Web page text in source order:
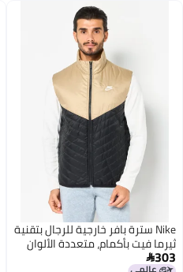
Nike سترة بافر خارجية للرجال بتقنية
ثيرما فيت بأكمام، متعددة الألوان
303